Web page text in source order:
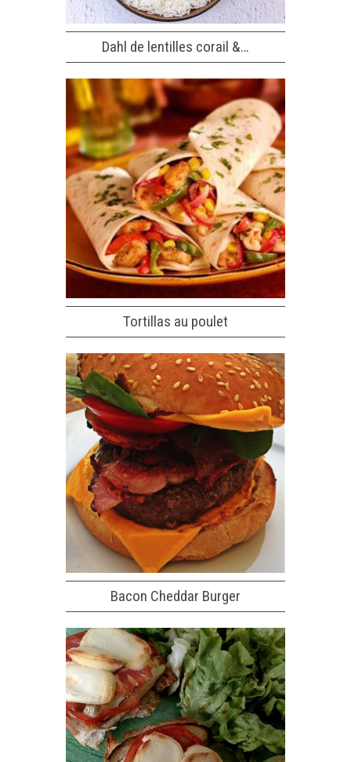
Dahl de lentilles corail &…
Tortillas au poulet
Bacon Cheddar Burger